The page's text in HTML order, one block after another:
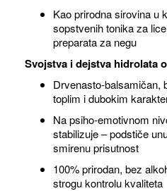
Kao prirodna sirovina u
sopstvenih tonika za
preparata za negu
Svojstva i dejstva hidrolata
Drvenasto-balsamičan,
toplim i dubokim
Na psiho-emotivnom
stabilizuje – podstiče
smirenu prisutnost
100% prirodan, bez
strogu kontrolu kvaliteta